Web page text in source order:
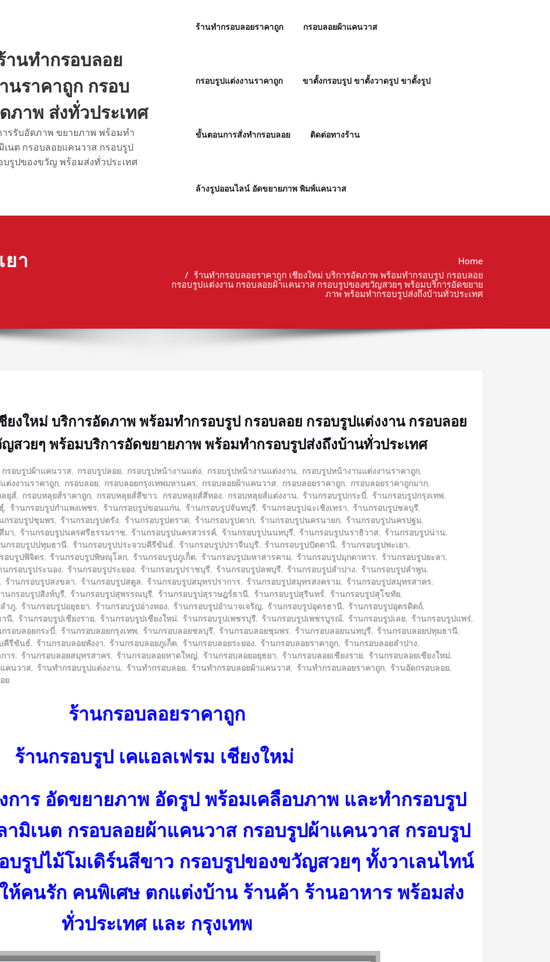
านทำกรอบลอย
นราคาถูก กรอบ
าพ ส่งทั่วประเทศ
รรับอัดภาพ ขยายภาพ พร้อมทำ
นต กรอบลอยแคนวาส กรอบรูป
บรูปของขวัญ พร้อมส่งทั่วประเทศ
ร้านทำกรอบลอยราคาถูก กรอบลอยผ้าแคนวาส
กรอบรูปแต่งงานราคาถูก ขาตั้งกรอบรูป ขาตั้งวาดรูป ขาตั้งรูป
ขั้นตอนการสั่งทำกรอบลอย ติดต่อทางร้าน
ล้างรูปออนไลน์ อัดขยายภาพ พิมพ์แคนวาส
ยา
Home
ร้านทำกรอบลอยราคาถูก เชียงใหม่ บริการอัดภาพ พร้อมทำกรอบรูป กรอบลอย
กรอบรูปแต่งงาน กรอบลอยผ้าแคนวาส กรอบรูปของขวัญสวยๆ พร้อมบริการอัดขยาย
ภาพ พร้อมทำกรอบรูปส่งถึงบ้านทั่วประเทศ
ยงใหม่ บริการอัดภาพ พร้อมทำกรอบรูป กรอบลอย กรอบรูปแต่งงาน กรอบลอย
สวยๆ พร้อมบริการอัดขยายภาพ พร้อมทำกรอบรูปส่งถึงบ้านทั่วประเทศ
กรอบรูปผ้าแคนวาส, กรอบรูปลอย, กรอบรูปหน้างานแต่ง, กรอบรูปหน้างานแต่งงาน, กรอบรูปหน้างานแต่งงานราคาถูก,
ต่งงานราคาถูก, กรอบลอย, กรอบลอยกรุงเทพมหานคร, กรอบลอยผ้าแคนวาส, กรอบลอยราคาถูก, กรอบลอยราคาถูกมาก,
ยุส์, กรอบหลุยส์ราคาถูก, กรอบหลุยส์สีขาว, กรอบหลุยส์สีทอง, กรอบหลุยส์แต่งงาน, ร้านกรอบรูปกระบี่, ร้านกรอบรูปกรุงเทพ,
, ร้านกรอบรูปกำแพงเพชร, ร้านกรอบรูปขอนแก่น, ร้านกรอบรูปจันทบุรี, ร้านกรอบรูปฉะเชิงเทรา, ร้านกรอบรูปชลบุรี,
กรอบรูปชุมพร, ร้านกรอบรูปตรัง, ร้านกรอบรูปตราด, ร้านกรอบรูปตาก, ร้านกรอบรูปนครนายก, ร้านกรอบรูปนครปฐม,
มา, ร้านกรอบรูปนครศรีธรรมราช, ร้านกรอบรูปนครสวรรค์, ร้านกรอบรูปนนทบุรี, ร้านกรอบรูปนราธิวาส, ร้านกรอบรูปน่าน,
กรอบรูปปทุมธานี, ร้านกรอบรูปประจวบคีรีขันธ์, ร้านกรอบรูปปราจีนบุรี, ร้านกรอบรูปปัตตานี, ร้านกรอบรูปพะเยา,
อบรูปพิจิตร, ร้านกรอบรูปพิษณุโลก, ร้านกรอบรูปภูเก็ต, ร้านกรอบรูปมหาสารคาม, ร้านกรอบรูปมุกดาหาร, ร้านกรอบรูปยะลา,
นกรอบรูประนอง, ร้านกรอบรูประยอง, ร้านกรอบรูปราชบุรี, ร้านกรอบรูปลพบุรี, ร้านกรอบรูปลำปาง, ร้านกรอบรูปลำพูน,
, ร้านกรอบรูปสงขลา, ร้านกรอบรูปสตูล, ร้านกรอบรูปสมุทรปราการ, ร้านกรอบรูปสมุทรสงคราม, ร้านกรอบรูปสมุทรสาคร,
นกรอบรูปสิงห์บุรี, ร้านกรอบรูปสุพรรณบุรี, ร้านกรอบรูปสุราษฎร์ธานี, ร้านกรอบรูปสุรินทร์, ร้านกรอบรูปสุโขทัย,
ำภู, ร้านกรอบรูปอยุธยา, ร้านกรอบรูปอ่างทอง, ร้านกรอบรูปอำนาจเจริญ, ร้านกรอบรูปอุดรธานี, ร้านกรอบรูปอุตรดิตถ์,
านี, ร้านกรอบรูปเชียงราย, ร้านกรอบรูปเชียงใหม่, ร้านกรอบรูปเพชรบุรี, ร้านกรอบรูปเพชรบูรณ์, ร้านกรอบรูปเลย, ร้านกรอบรูปแพร่,
รอบลอยกระบี่, ร้านกรอบลอยกรุงเทพ, ร้านกรอบลอยชลบุรี, ร้านกรอบลอยชุมพร, ร้านกรอบลอยนนทบุรี, ร้านกรอบลอยปทุมธานี,
คีรีขันธ์, ร้านกรอบลอยพังงา, ร้านกรอบลอยภูเก็ต, ร้านกรอบลอยระยอง, ร้านกรอบลอยราคาถูก, ร้านกรอบลอยลำปาง,
าร, ร้านกรอบลอยสมุทรสาคร, ร้านกรอบลอยหาดใหญ่, ร้านกรอบลอยอยุธยา, ร้านกรอบลอยเชียงราย, ร้านกรอบลอยเชียงใหม่,
คนวาส, ร้านทำกรอบรูปแต่งงาน, ร้านทำกรอบลอย, ร้านทำกรอบลอยผ้าแคนวาส, ร้านทำกรอบลอยราคาถูก, ร้านอัดกรอบลอย,
ย
ร้านกรอบลอยราคาถูก
ร้านกรอบรูป เคแอลเฟรม เชียงใหม่
การ อัดขยายภาพ อัดรูป พร้อมเคลือบภาพ และทำกรอบรูป
ามิเนต กรอบลอยผ้าแคนวาส กรอบรูปผ้าแคนวาส กรอบรูป
บรูปไม้โมเดิร์นสีขาว กรอบรูปของขวัญสวยๆ ทั้งวาเลนไทน์
ห้คนรัก คนพิเศษ ตกแต่งบ้าน ร้านค้า ร้านอาหาร พร้อมส่ง
ทั่วประเทศ และ กรุงเทพ